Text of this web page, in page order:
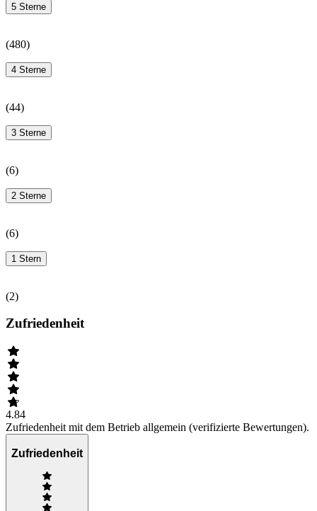
5 Sterne
(480)
4 Sterne
(44)
3 Sterne
(6)
2 Sterne
(6)
1 Stern
(2)
Zufriedenheit
4.84
Zufriedenheit mit dem Betrieb allgemein (verifizierte Bewertungen).
Zufriedenheit